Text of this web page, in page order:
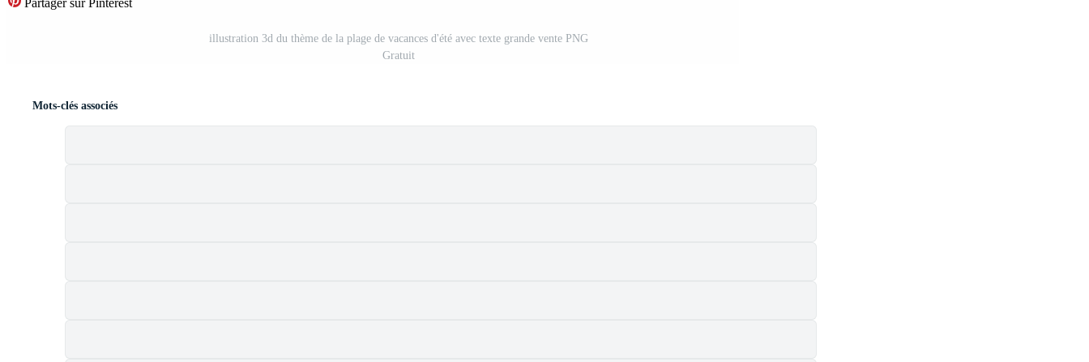
Partager sur Pinterest
illustration 3d du thème de la plage de vacances d'été avec texte grande vente PNG
Gratuit
Mots-clés associés